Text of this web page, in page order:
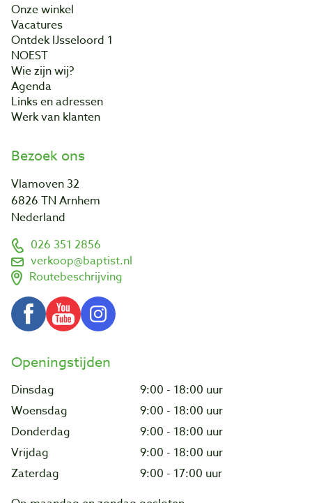
Onze winkel
Vacatures
Ontdek IJsseloord 1
NOEST
Wie zijn wij?
Agenda
Links en adressen
Werk van klanten
Bezoek ons
Vlamoven 32
6826 TN Arnhem
Nederland
026 351 2856
verkoop@baptist.nl
Routebeschrijving
Openingstijden
Dinsdag
9:00 - 18:00 uur
Woensdag
9:00 - 18:00 uur
Donderdag
9:00 - 18:00 uur
Vrijdag
9:00 - 18:00 uur
Zaterdag
9:00 - 17:00 uur